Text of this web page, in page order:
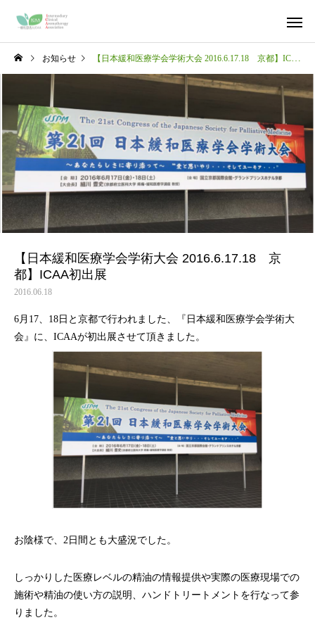
お知らせ 【日本緩和医療学会学術大会 2016.6.17.18 京都】ICAA初出展
【日本緩和医療学会学術大会 2016.6.17.18 京
都】ICAA初出展
2016.06.18
6月17、18日と京都で行われました、『日本緩和医療学会学術大
会』に、ICAAが初出展させて頂きました。
お陰様で、2日間とも大盛況でした。
しっかりした医療レベルの精油の情報提供や実際の医療現場での
施術や精油の使い方の説明、ハンドトリートメントを行なって参
りました。